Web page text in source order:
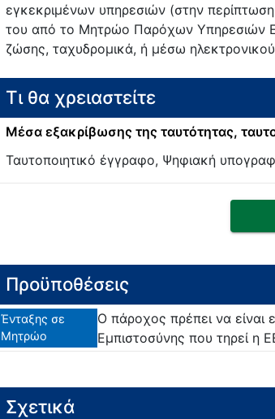
εγκεκριμένων υπηρεσιών (στην
του από το Μητρώο Παρόχων Υπηρεσιών
ζώσης, ταχυδρομικά, ή μέσω
Τι θα χρειαστείτε
Μέσα εξακρίβωσης της ταυτότητας,
Ταυτοποιητικό έγγραφο, Ψηφιακή
Προϋποθέσεις
Ένταξης σε
Μητρώο
Ο πάροχος πρέπει να
Εμπιστοσύνης που τηρεί η
Σχετικά